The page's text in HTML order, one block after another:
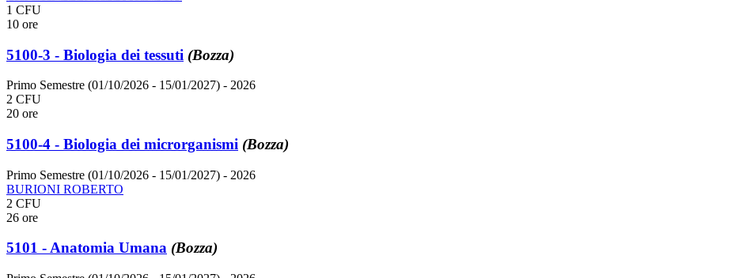
1 CFU
10 ore
5100-3 - Biologia dei tessuti (Bozza)
Primo Semestre (01/10/2026 - 15/01/2027) - 2026
2 CFU
20 ore
5100-4 - Biologia dei microrganismi (Bozza)
Primo Semestre (01/10/2026 - 15/01/2027) - 2026
BURIONI ROBERTO
2 CFU
26 ore
5101 - Anatomia Umana (Bozza)